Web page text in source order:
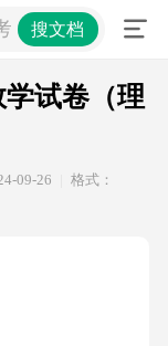
数学试卷（理科
搜文档
试卷（理
09-26
格式：